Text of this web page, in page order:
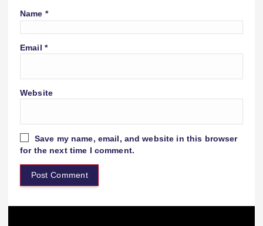
Name *
Email *
Website
Save my name, email, and website in this browser
for the next time I comment.